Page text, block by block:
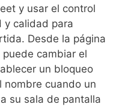
y usar el control
y calidad para
Desde la página
cambiar el
un bloqueo
nombre cuando un
su sala de pantalla